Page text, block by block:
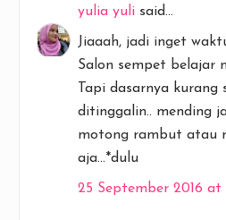
yulia yuli said...
Jiaaah, jadi inget
Salon sempet belajar
Tapi dasarnya kurang
ditinggalin.. mending
motong rambut atau
aja...*dulu
25 September 2016 at